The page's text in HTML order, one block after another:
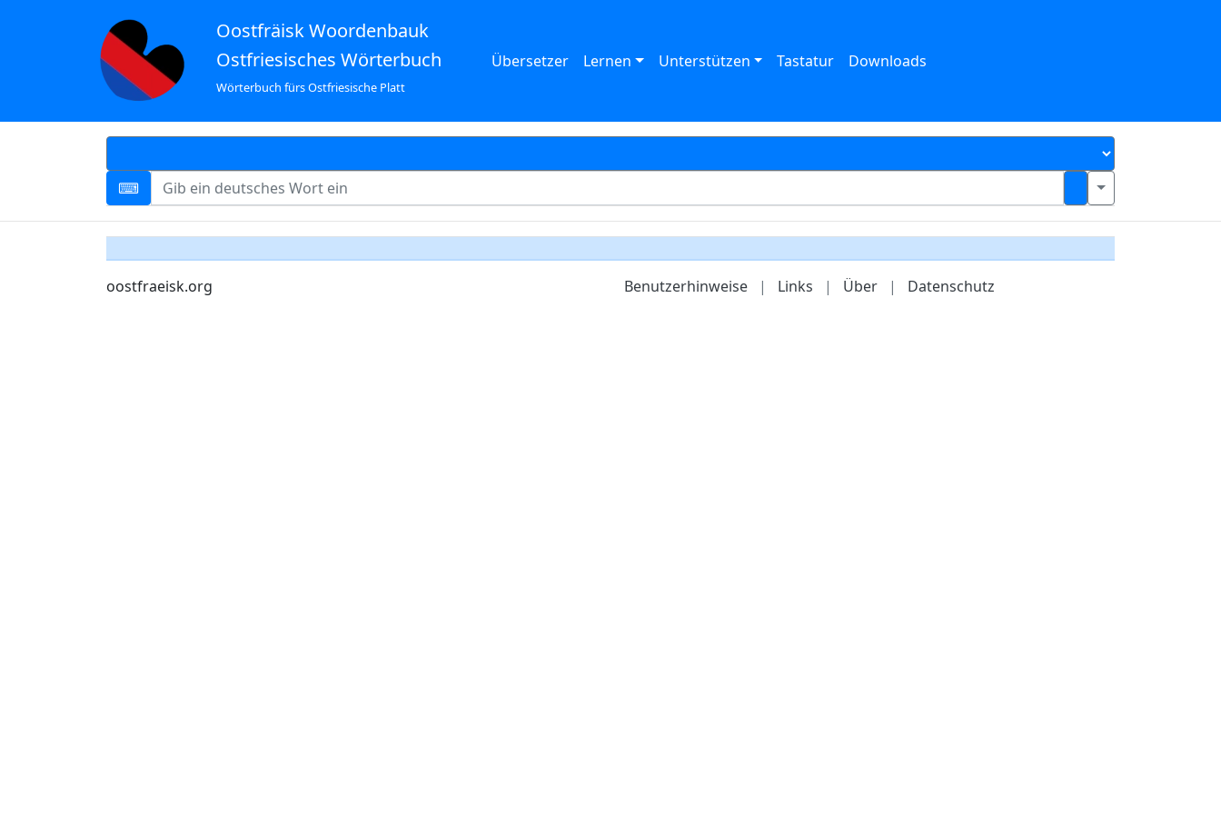
Oostfräisk Woordenbauk
Ostfriesisches Wörterbuch
Wörterbuch fürs Ostfriesische Platt
Übersetzer Lernen Unterstützen Tastatur Downloads
oostfraeisk.org Benutzerhinweise | Links | Über | Datenschutz